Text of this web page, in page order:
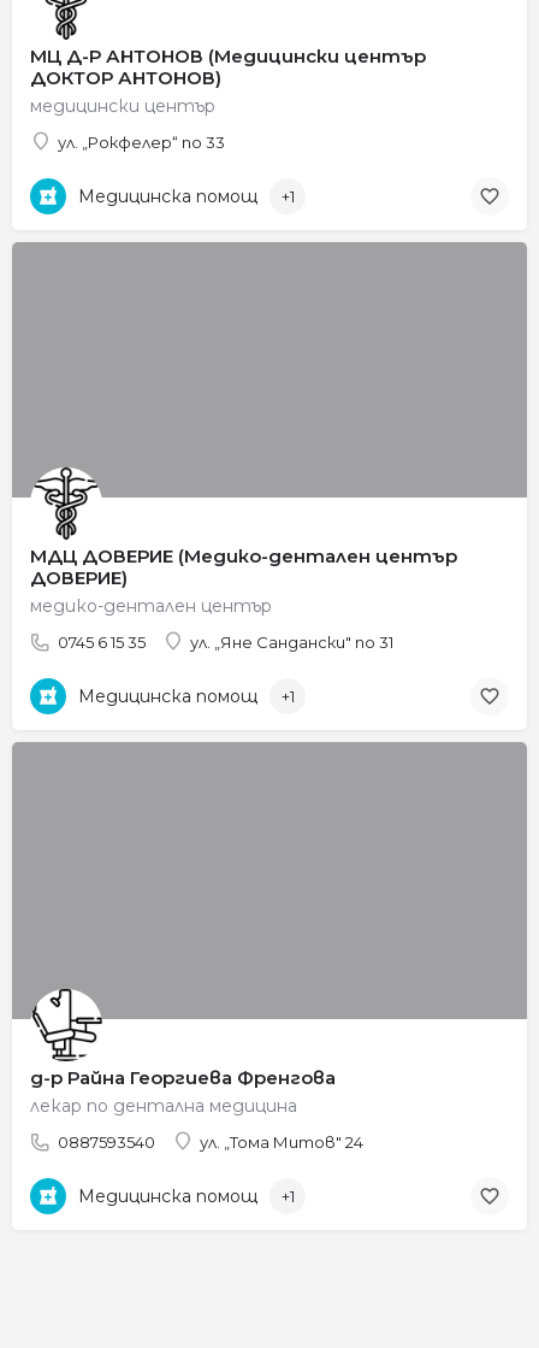
МЦ Д-Р АНТОНОВ (Медицински център
ДОКТОР АНТОНОВ)
медицински център
ул. „Рокфелер“ no 33
Медицинска помощ +1
МДЦ ДОВЕРИЕ (Медико-дентален център
ДОВЕРИЕ)
медико-дентален център
0745 6 15 35 ул. „Яне Сандански" no 31
Медицинска помощ +1
д-р Райна Георгиева Френгова
лекар по дентална медицина
0887593540 ул. „Тома Митов" 24
Медицинска помощ +1